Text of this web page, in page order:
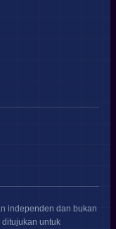
independen dan bukan
untuk